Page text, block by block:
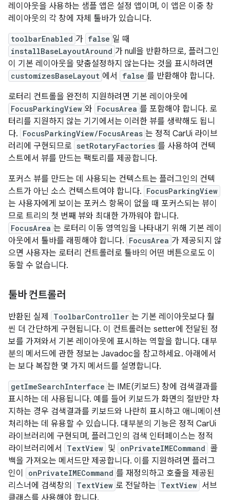
레이아웃을 사용하는 샘플 앱은 설정 앱이며, 이 앱은 이중 창
레이아웃의 각 창에 자체 툴바가 있습니다.
toolbarEnabled 가 false 일 때
installBaseLayoutAround 가 null을 반환하므로, 플러그인
이 기본 레이아웃을 맞춤설정하지 않는다는 것을 표시하려면
customizesBaseLayout 에서 false 를 반환해야 합니다.
로터리 컨트롤을 완전히 지원하려면 기본 레이아웃에
FocusParkingView 와 FocusArea 를 포함해야 합니다. 로
터리를 지원하지 않는 기기에서는 이러한 뷰를 생략해도 됩니
다. FocusParkingView/FocusAreas 는 정적 CarUi 라이브
러리에 구현되므로 setRotaryFactories 를 사용하여 컨텍
스트에서 뷰를 만드는 팩토리를 제공합니다.
포커스 뷰를 만드는 데 사용되는 컨텍스트는 플러그인의 컨텍
스트가 아닌 소스 컨텍스트여야 합니다. FocusParkingView
는 사용자에게 보이는 포커스 항목이 없을 때 포커스되는 뷰이
므로 트리의 첫 번째 뷰와 최대한 가까워야 합니다.
FocusArea 는 로터리 이동 영역임을 나타내기 위해 기본 레이
아웃에서 툴바를 래핑해야 합니다. FocusArea 가 제공되지 않
으면 사용자는 로터리 컨트롤러로 툴바의 어떤 버튼으로도 이
동할 수 없습니다.
툴바 컨트롤러
반환된 실제 ToolbarController 는 기본 레이아웃보다 훨
씬 더 간단하게 구현됩니다. 이 컨트롤러는 setter에 전달된 정
보를 가져와서 기본 레이아웃에 표시하는 역할을 합니다. 대부
분의 메서드에 관한 정보는 Javadoc을 참고하세요. 아래에서
는 보다 복잡한 몇 가지 메서드를 설명합니다.
getImeSearchInterface 는 IME(키보드) 창에 검색결과를
표시하는 데 사용됩니다. 예를 들어 키보드가 화면의 절반만 차
지하는 경우 검색결과를 키보드와 나란히 표시하고 애니메이션
처리하는 데 유용할 수 있습니다. 대부분의 기능은 정적 CarUi
라이브러리에 구현되며, 플러그인의 검색 인터페이스는 정적
라이브러리에서
TextView 및 onPrivateIMECommand 콜
백을 가져오는 메서드만 제공합니다. 이를 지원하려면 플러그
인이
onPrivateIMECommand 를 재정의하고 호출을 제공된
리스너에 검색창의
TextView 로 전달하는 TextView 서브
클래스를 사용해야 합니다.